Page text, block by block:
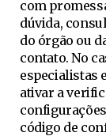
com
dúvida,
do órgão ou
contato. No
especialistas
ativar a
código de